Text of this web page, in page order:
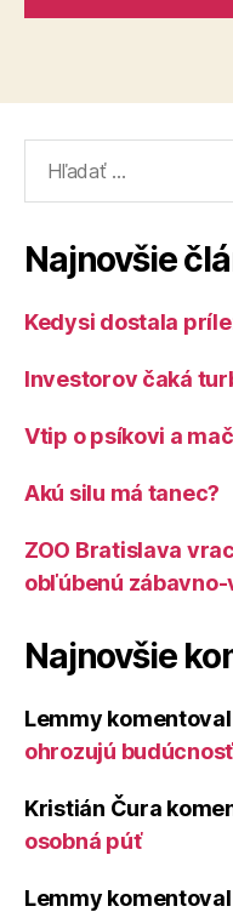
Najnovšie
Kedysi dostala
Investorov čaká
Vtip o psíkovi a
Akú silu má tanec?
ZOO Bratislava
obľúbenú
Najnovšie
Lemmy komentoval
ohrozujú
Kristián Čura
osobná púť
Lemmy komentoval